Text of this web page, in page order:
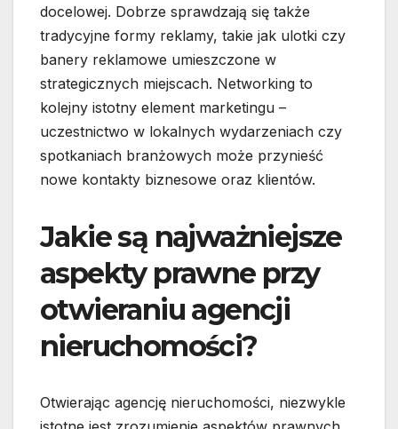
docelowej. Dobrze sprawdzają się także
tradycyjne formy reklamy, takie jak ulotki czy
banery reklamowe umieszczone w
strategicznych miejscach. Networking to
kolejny istotny element marketingu –
uczestnictwo w lokalnych wydarzeniach czy
spotkaniach branżowych może przynieść
nowe kontakty biznesowe oraz klientów.
Jakie są najważniejsze
aspekty prawne przy
otwieraniu agencji
nieruchomości?
Otwierając agencję nieruchomości, niezwykle